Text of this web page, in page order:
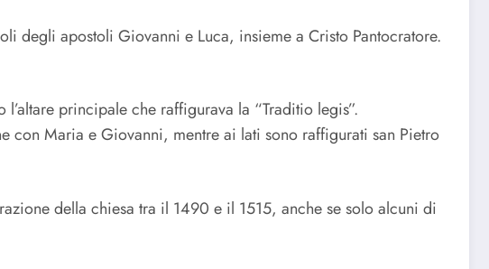
degli apostoli Giovanni e Luca, insieme a Cristo Pantocratore.
principale che raffigurava la “Traditio legis”.
con Maria e Giovanni, mentre ai lati sono raffigurati san Pietro
della chiesa tra il 1490 e il 1515, anche se solo alcuni di